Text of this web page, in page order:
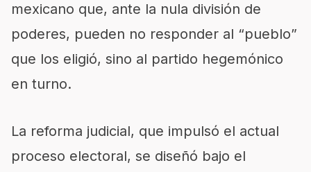
mexicano que, ante la nula división de
poderes, pueden no responder al “pueblo”
que los eligió, sino al partido hegemónico
en turno.
La reforma judicial, que impulsó el actual
proceso electoral, se diseñó bajo el